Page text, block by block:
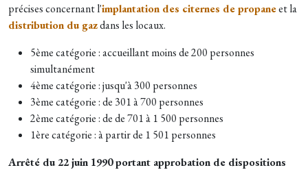
précises concernant l'implantation des citernes de propaneet la
distribution du gazdans les locaux.
5ème catégorie : accueillant moins de 200 personnes
simultanément
4ème catégorie : jusqu'à 300 personnes
3ème catégorie : de 301 à 700 personnes
2ème catégorie : de de 701 à 1 500 personnes
1ère catégorie : à partir de 1 501 personnes
Arrêté du 22 juin 1990 portant approbation de dispositions